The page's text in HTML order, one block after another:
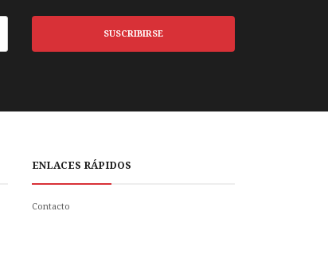
SUSCRIBIRSE
ENLACES RÁPIDOS
Contacto